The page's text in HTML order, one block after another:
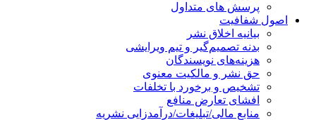
پرسش های متداول
اصول شفافیت
بیانیه اخلاق نشر
بدنه تصمیم‌گیر و تیم ویرایشی
هزینه‌های نویسندگان
حق نشر و مالکیت معنوی
تشخیص و برخورد با تخلفات
افشای تعارض منافع
منابع مالی/تبلیغات/درآمدزایی نشریه